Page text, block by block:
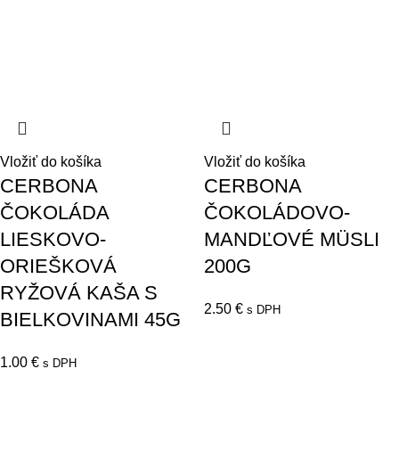
Vložiť do košíka
CERBONA
ČOKOLÁDA
LIESKOVO-
ORIEŠKOVÁ
RYŽOVÁ KAŠA S
BIELKOVINAMI 45G
1.00 € s DPH
Vložiť do košíka
CERBONA
ČOKOLÁDOVO-
MANDĽOVÉ MÜSLI
200G
2.50 € s DPH